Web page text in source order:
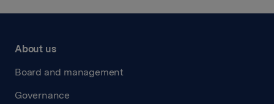
About us
Board and management
Governance